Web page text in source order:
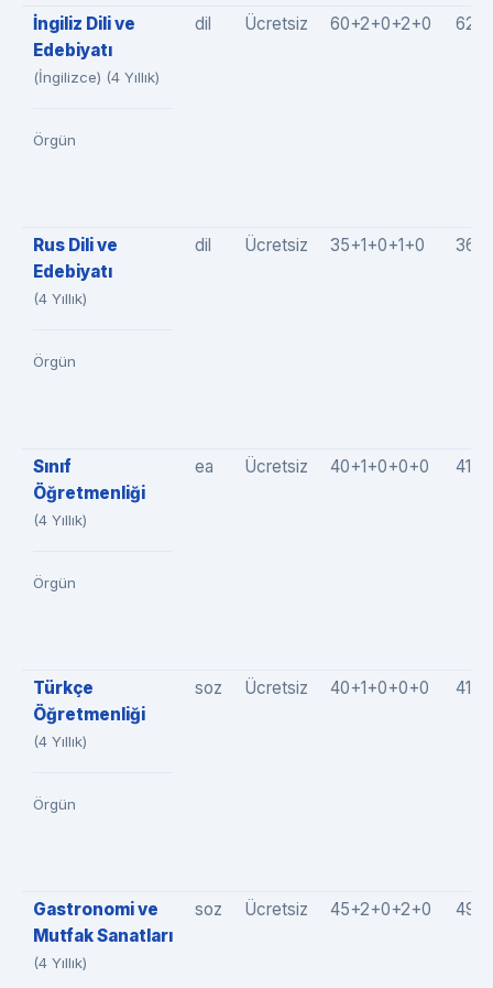
İngiliz Dili ve
Edebiyatı
(İngilizce) (4 Yıllık)
Örgün
dil Ücretsiz 60+2+0+2+0
Rus Dili ve
Edebiyatı
(4 Yıllık)
Örgün
dil Ücretsiz 35+1+0+1+0
Sınıf
Öğretmenliği
(4 Yıllık)
Örgün
ea Ücretsiz 40+1+0+0+0
Türkçe
Öğretmenliği
(4 Yıllık)
Örgün
soz Ücretsiz 40+1+0+0+0
Gastronomi ve
Mutfak Sanatları
(4 Yıllık)
soz Ücretsiz 45+2+0+2+0